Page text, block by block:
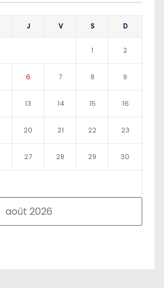
août 2026
J V S D
1 2
6 7 8 9
13 14 15 16
20 21 22 23
27 28 29 30